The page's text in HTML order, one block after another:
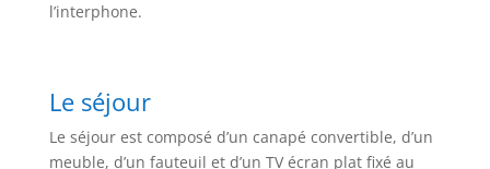
l’interphone.
Le séjour
Le séjour est composé d’un canapé convertible, d’un
meuble, d’un fauteuil et d’un TV écran plat fixé au